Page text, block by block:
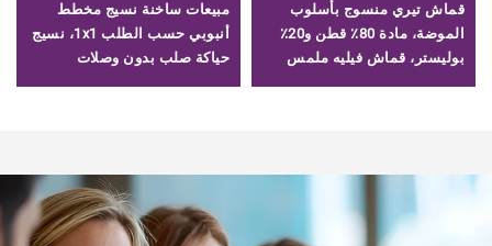
قماش تيري منسوج بأسلوب
الموضة، مادة 80٪ قطن و20٪
بوليستر، قماش فيليه ملمس
مبيعات ساخنة نسيج مخطط
أنبوبي حسب الطلب 1x1، نسيج
حياكة صلب بدون وصلات